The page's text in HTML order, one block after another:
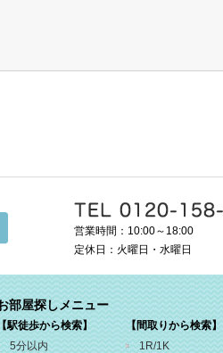
営業時間：10:00～18:00
定休日：火曜日・水曜日
部屋探しメニュー
駅徒歩から検索】
5分以内
【間取りから検索】
1R/1K